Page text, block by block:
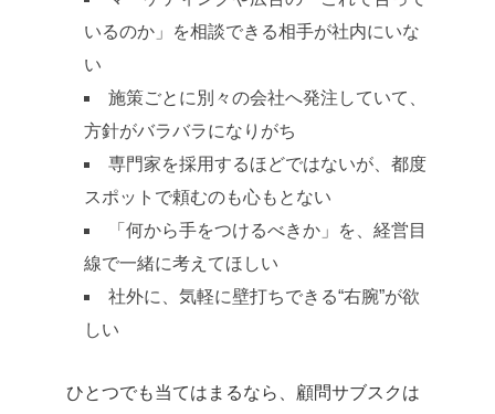
いるのか」を相談できる相手が社内にいな
い
施策ごとに別々の会社へ発注していて、
方針がバラバラになりがち
専門家を採用するほどではないが、都度
スポットで頼むのも心もとない
「何から手をつけるべきか」を、経営目
線で一緒に考えてほしい
社外に、気軽に壁打ちできる“右腕”が欲
しい
ひとつでも当てはまるなら、顧問サブスクは